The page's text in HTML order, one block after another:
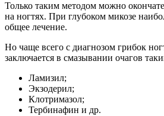
Только таким методом можно
на ногтях. При глубоком микозе
общее лечение.
Но чаще всего с диагнозом грибок
заключается в смазывании очагов
Ламизил;
Экзодерил;
Клотримазол;
Тербинафин и др.